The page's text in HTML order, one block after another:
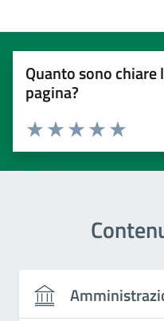
Quanto sono
pagina?
Valuta 5
Valuta 4
Valuta 3 stelle su
Valuta 2 stelle su 5
Valuta 1 stelle su 5